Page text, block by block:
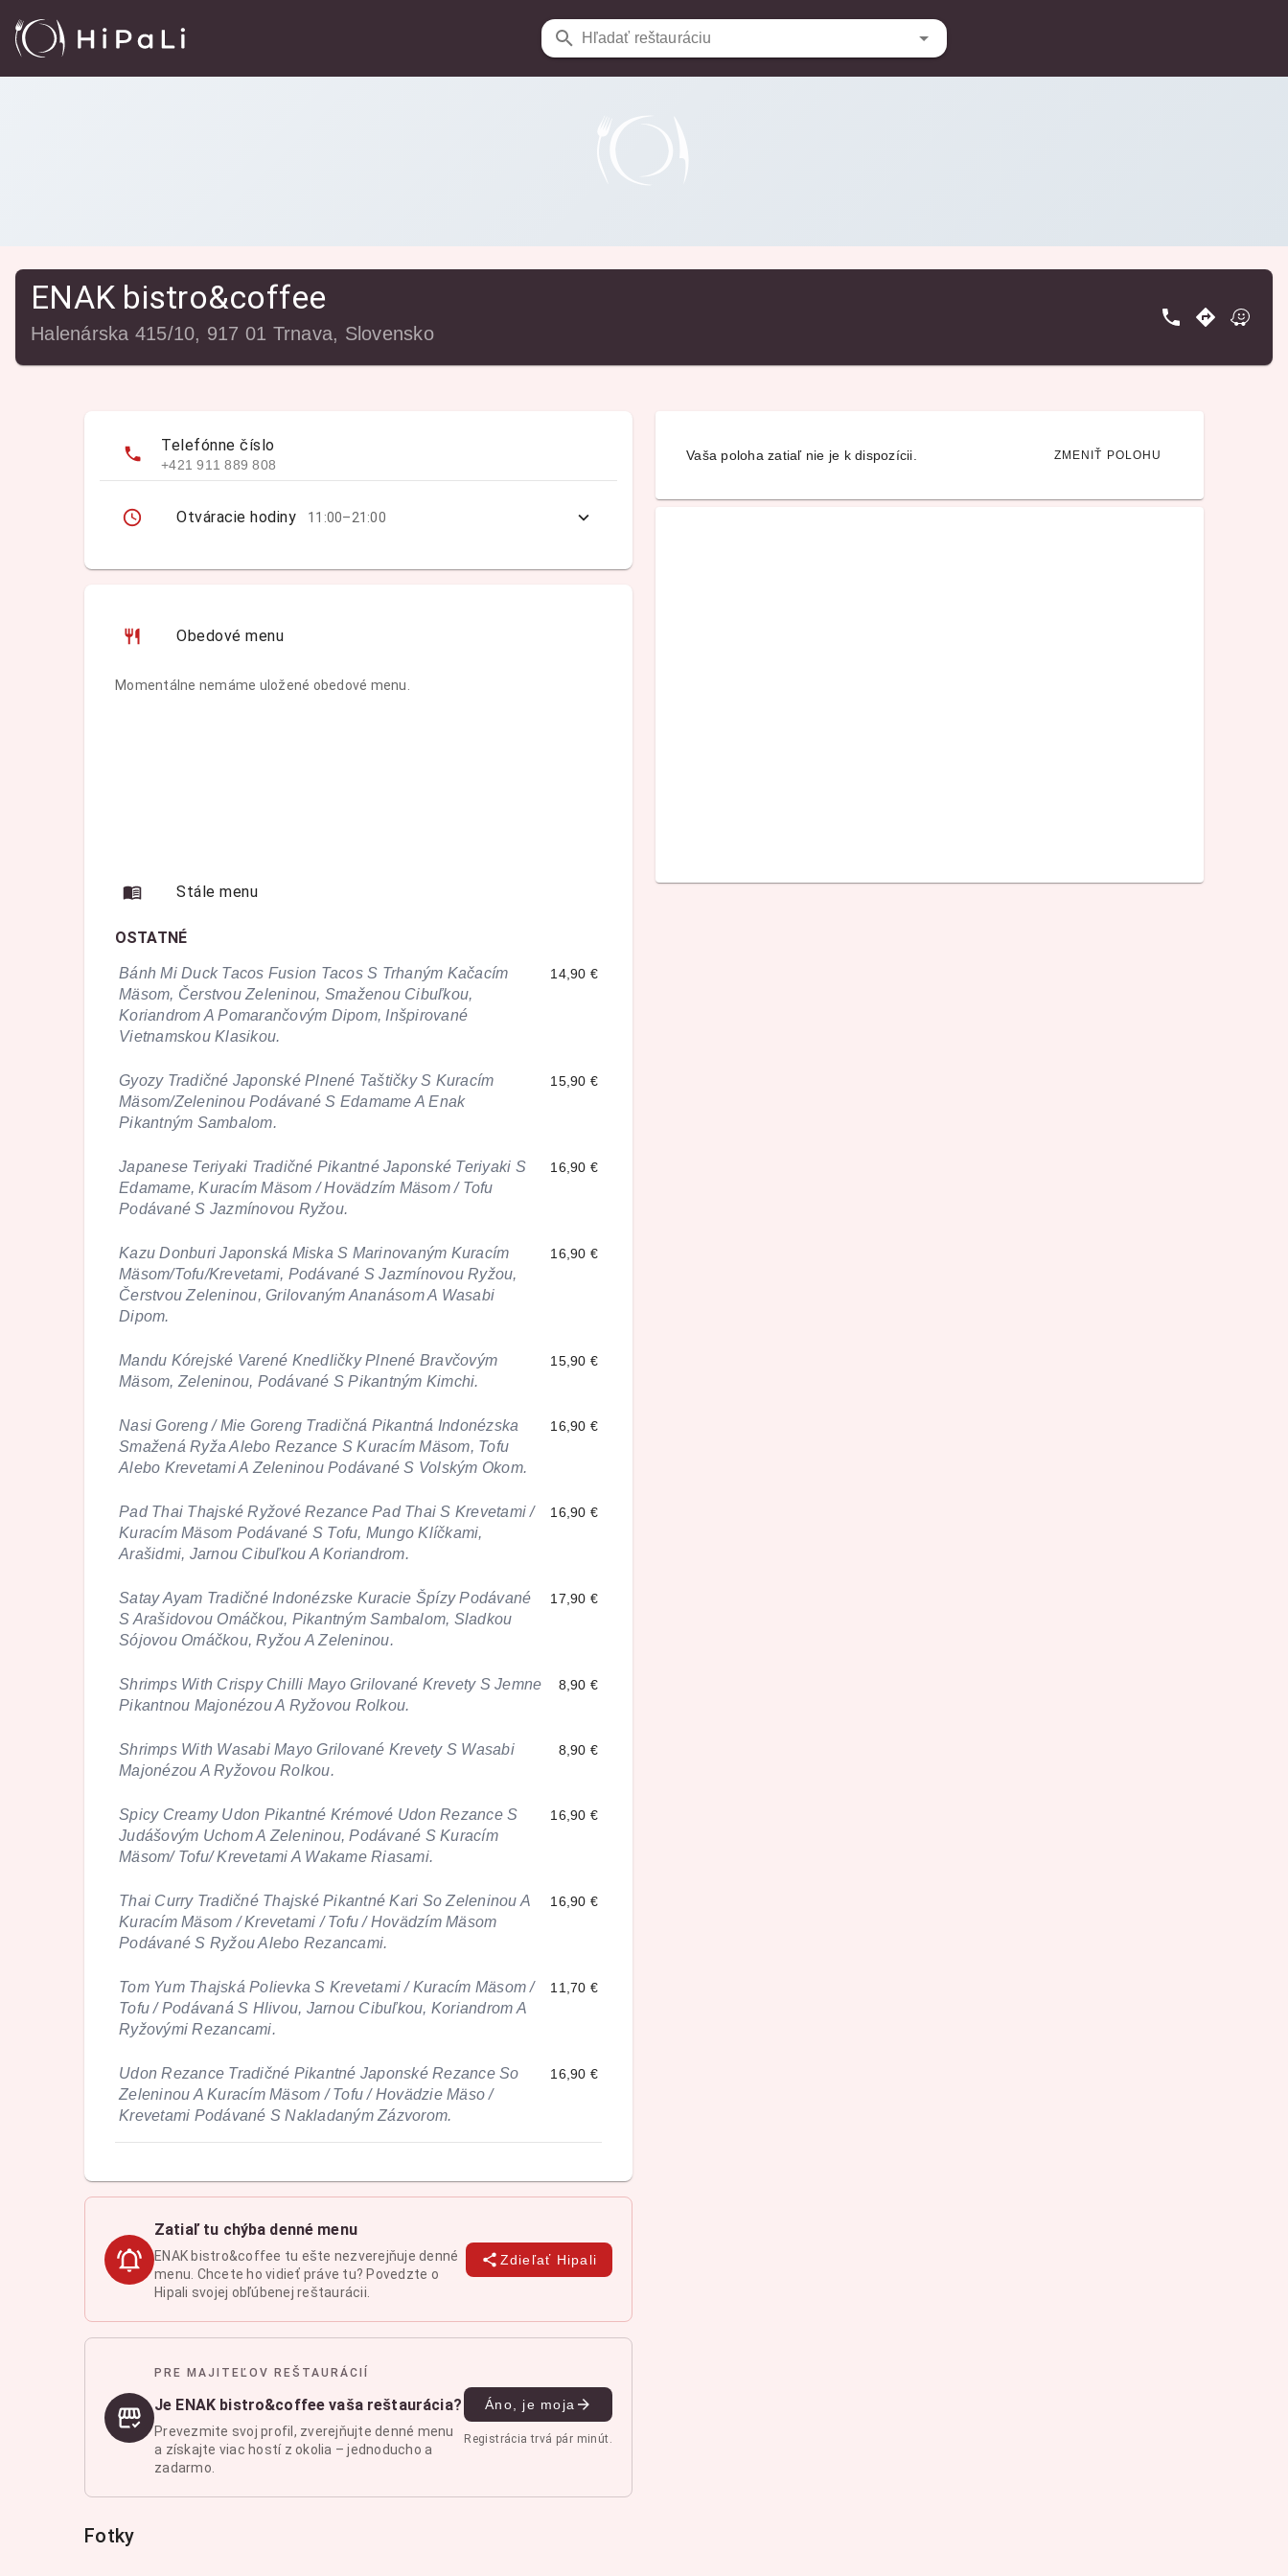
Hľadať reštauráciu
Reštaurácie ENAK bistro&coffee
ENAK bistro&coffee
Halenárska 415/10, 917 01 Trnava, Slovensko
Telefónne číslo
+421 911 889 808
Otváracie hodiny 11:00–21:00
Obedové menu
Momentálne nemáme uložené obedové menu.
Stále menu
OSTATNÉ
Bánh Mi Duck Tacos Fusion Tacos S Trhaným Kačacím
Mäsom, Čerstvou Zeleninou, Smaženou Cibuľkou,
Koriandrom A Pomarančovým Dipom, Inšpirované
Vietnamskou Klasikou.
14,90 €
Gyozy Tradičné Japonské Plnené Taštičky S Kuracím
Mäsom/Zeleninou Podávané S Edamame A Enak
Pikantným Sambalom.
15,90 €
Japanese Teriyaki Tradičné Pikantné Japonské Teriyaki S
Edamame, Kuracím Mäsom / Hovädzím Mäsom / Tofu
Podávané S Jazmínovou Ryžou.
16,90 €
Kazu Donburi Japonská Miska S Marinovaným Kuracím
Mäsom/Tofu/Krevetami, Podávané S Jazmínovou Ryžou,
Čerstvou Zeleninou, Grilovaným Ananásom A Wasabi
Dipom.
16,90 €
Mandu Kórejské Varené Knedličky Plnené Bravčovým
Mäsom, Zeleninou, Podávané S Pikantným Kimchi.
15,90 €
Nasi Goreng / Mie Goreng Tradičná Pikantná Indonézska
Smažená Ryža Alebo Rezance S Kuracím Mäsom, Tofu
Alebo Krevetami A Zeleninou Podávané S Volským Okom.
16,90 €
Pad Thai Thajské Ryžové Rezance Pad Thai S Krevetami /
Kuracím Mäsom Podávané S Tofu, Mungo Klíčkami,
Arašidmi, Jarnou Cibuľkou A Koriandrom.
16,90 €
Satay Ayam Tradičné Indonézske Kuracie Špízy Podávané
S Arašidovou Omáčkou, Pikantným Sambalom, Sladkou
Sójovou Omáčkou, Ryžou A Zeleninou.
17,90 €
Shrimps With Crispy Chilli Mayo Grilované Krevety S Jemne
Pikantnou Majonézou A Ryžovou Rolkou.
8,90 €
Shrimps With Wasabi Mayo Grilované Krevety S Wasabi
Majonézou A Ryžovou Rolkou.
8,90 €
Spicy Creamy Udon Pikantné Krémové Udon Rezance S
Judášovým Uchom A Zeleninou, Podávané S Kuracím
Mäsom/ Tofu/ Krevetami A Wakame Riasami.
16,90 €
Thai Curry Tradičné Thajské Pikantné Kari So Zeleninou A
Kuracím Mäsom / Krevetami / Tofu / Hovädzím Mäsom
Podávané S Ryžou Alebo Rezancami.
16,90 €
Tom Yum Thajská Polievka S Krevetami / Kuracím Mäsom /
Tofu / Podávaná S Hlivou, Jarnou Cibuľkou, Koriandrom A
Ryžovými Rezancami.
11,70 €
Udon Rezance Tradičné Pikantné Japonské Rezance So
Zeleninou A Kuracím Mäsom / Tofu / Hovädzie Mäso /
Krevetami Podávané S Nakladaným Zázvorom.
16,90 €
Zatiaľ tu chýba denné menu
ENAK bistro&coffee tu ešte nezverejňuje denné
menu. Chcete ho vidieť práve tu? Povedzte o
Hipali svojej obľúbenej reštaurácii.
Zdieľať Hipali
PRE MAJITEĽOV REŠTAURÁCIÍ
Je ENAK bistro&coffee vaša reštaurácia?
Prevezmite svoj profil, zverejňujte denné menu
a získajte viac hostí z okolia – jednoducho a
zadarmo.
Áno, je moja
Registrácia trvá pár minút.
Vaša poloha zatiaľ nie je k dispozícii. ZMENIŤ POLOHU
Fotky